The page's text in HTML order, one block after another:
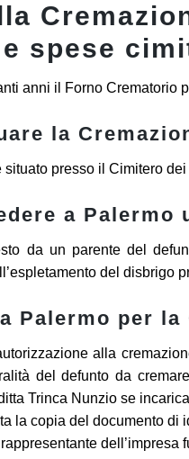
spese
anni il Forno Crematorio
la
situato presso il Cimitero
a Palermo
da un parente del
del disbrigo
Palermo per la
alla
del defunto da
Trinca Nunzio se
la copia del documento di
dell’impresa